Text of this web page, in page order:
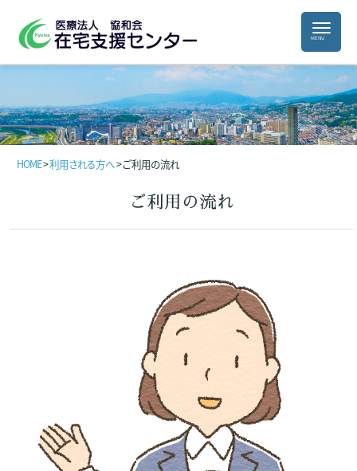
HOME>利用される方へ>ご利用の流れ
ご利用の流れ